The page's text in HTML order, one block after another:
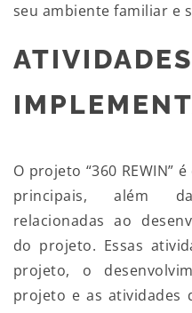
seu ambiente familiar e
O projeto “360 REWIN”
principais, além
relacionadas ao
do projeto. Essas
projeto, o
projeto e as atividades